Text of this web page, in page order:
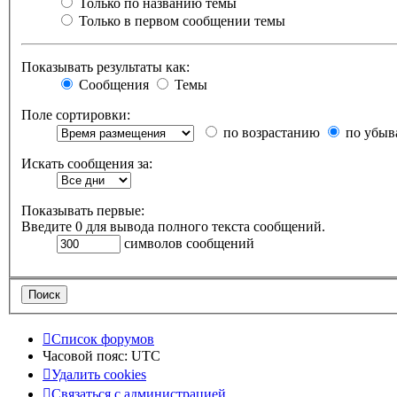
Только по названию темы
Только в первом сообщении темы
Показывать результаты как:
Сообщения
Темы
Поле сортировки:
по возрастанию
по
Искать сообщения за:
Показывать первые:
Введите 0 для вывода полного текста сообщений.
символов сообщений
Список форумов
Часовой пояс: UTC
Удалить cookies
Связаться с администрацией